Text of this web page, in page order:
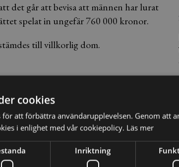
det går att bevisa att männen har lurat
spelat in ungefär 760 000 kronor.
till villkorlig dom.
cookies
att förbättra användarupplevelsen. Genom att
i enlighet med vår cookiepolicy. Läs mer
Inriktning